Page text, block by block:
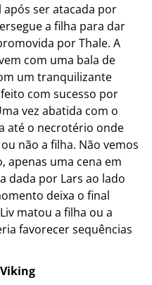
ser atacada por
a filha para dar
por Thale. A
com uma bala de
um tranquilizante
com sucesso por
vez abatida com o
até o necrotério onde
não a filha. Não vemos
apenas uma cena em
dada por Lars ao lado
deixa o final
matou a filha ou a
favorecer sequências